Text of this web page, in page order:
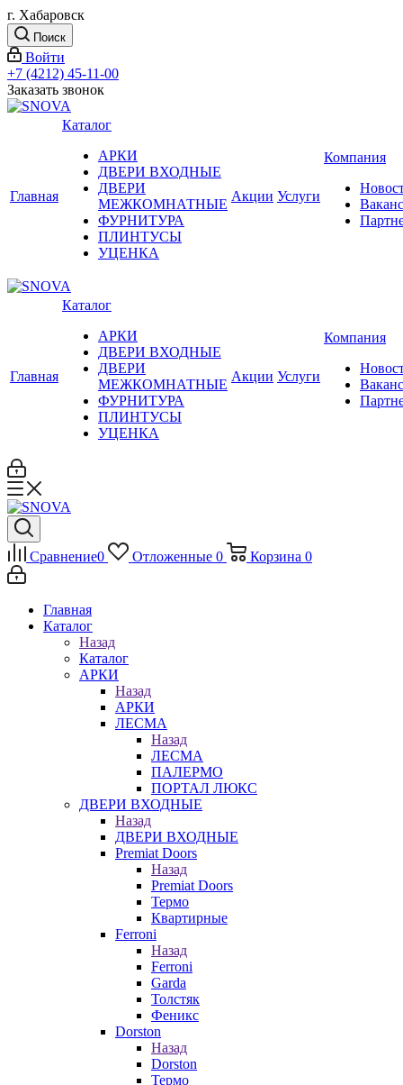
г. Хабаровск
Поиск
Войти
+7 (4212) 45-11-00
Заказать звонок
Главная
Каталог
АРКИ
ДВЕРИ ВХОДНЫЕ
ДВЕРИ
МЕЖКОМНАТНЫЕ
ФУРНИТУРА
ПЛИНТУСЫ
УЦЕНКА
Акции Услуги
Компания
Главная
Каталог
АРКИ
ДВЕРИ ВХОДНЫЕ
ДВЕРИ
МЕЖКОМНАТНЫЕ
ФУРНИТУРА
ПЛИНТУСЫ
УЦЕНКА
Акции Услуги
Компания
Сравнение0 Отложенные 0 Корзина 0
Главная
Каталог
Назад
Каталог
АРКИ
Назад
АРКИ
ЛЕСМА
Назад
ЛЕСМА
ПАЛЕРМО
ПОРТАЛ ЛЮКС
ДВЕРИ ВХОДНЫЕ
Назад
ДВЕРИ ВХОДНЫЕ
Premiat Doors
Назад
Premiat Doors
Термо
Квартирные
Ferroni
Назад
Ferroni
Garda
Толстяк
Феникс
Dorston
Назад
Dorston
Термо